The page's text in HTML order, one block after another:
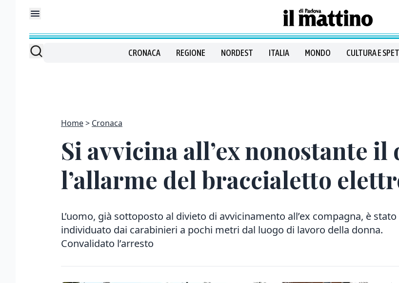
CRONACA REGIONE NORDEST ITALIA MONDO CULTURA E
Home Cronaca
Si avvicina all’ex nonostante
l’allarme del braccialetto
L’uomo, già sottoposto al divieto di avvicinamento all’ex compagna, è stato
individuato dai carabinieri a pochi metri dal luogo di lavoro della donna.
Convalidato l’arresto